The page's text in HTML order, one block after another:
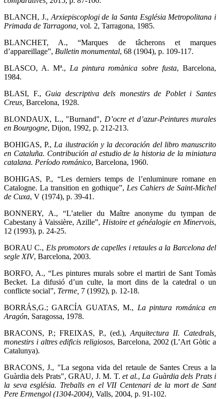
BLANCH, J., Arxiepiscoplogi de la Santa Església Metropolitana i
Primada de Tarragona, vol. 2, Tarragona, 1985.
BLANCHET, A., “Marques de tâcherons et marques
d’appareillage”, Bulletin monumental, 68 (1904), p. 109-117.
BLASCO, A. Mª., La pintura romànica sobre fusta, Barcelona,
1984.
BLASI, F., Guia descriptiva dels monestirs de Poblet i Santes
Creus, Barcelona, 1928.
BLONDAUX, L., "Burnand", D’ocre et d’azur-Peintures murales
en Bourgogne, Dijon, 1992, p. 212-213.
BOHIGAS, P., La ilustración y la decoración del libro manuscrito
en Cataluña. Contribución al estudio de la historia de la miniatura
catalana. Período románico, Barcelona, 1960.
BOHIGAS, P., “Les derniers temps de l’enluminure romane en
Catalogne. La transition en gothique”, Les Cahiers de Saint-Michel
de Cuxa, V (1974), p. 39-41.
BONNERY, A., “L’atelier du Maître anonyme du tympan de
Cabestany à Vaissière, Azille”, Histoire et généalogie en Minervois,
12 (1993), p. 24-25.
BORAU C., Els promotors de capelles i retaules a la Barcelona del
segle XIV, Barcelona, 2003.
BORFO, A., “Les pintures murals sobre el martiri de Sant Tomàs
Becket. La difusió d’un culte, la mort dins de la catedral o un
conflicte social”, Terme, 7 (1992), p. 12-18.
BORRÁS,G.; GARCÍA GUATAS, M., La pintura románica en
Aragón, Saragossa, 1978.
BRACONS, P.; FREIXAS, P., (ed.), Arquitectura II. Catedrals,
monestirs i altres edificis religiosos, Barcelona, 2002 (L’Art Gòtic a
Catalunya).
BRACONS, J., "La segona vida del retaule de Santes Creus a la
Guàrdia dels Prats", GRAU, J. M. T.et al., La Guàrdia dels Prats i
la seva església. Treballs en el VII Centenari de la mort de Sant
Pere Ermengol (1304-2004), Valls, 2004, p. 91-102.